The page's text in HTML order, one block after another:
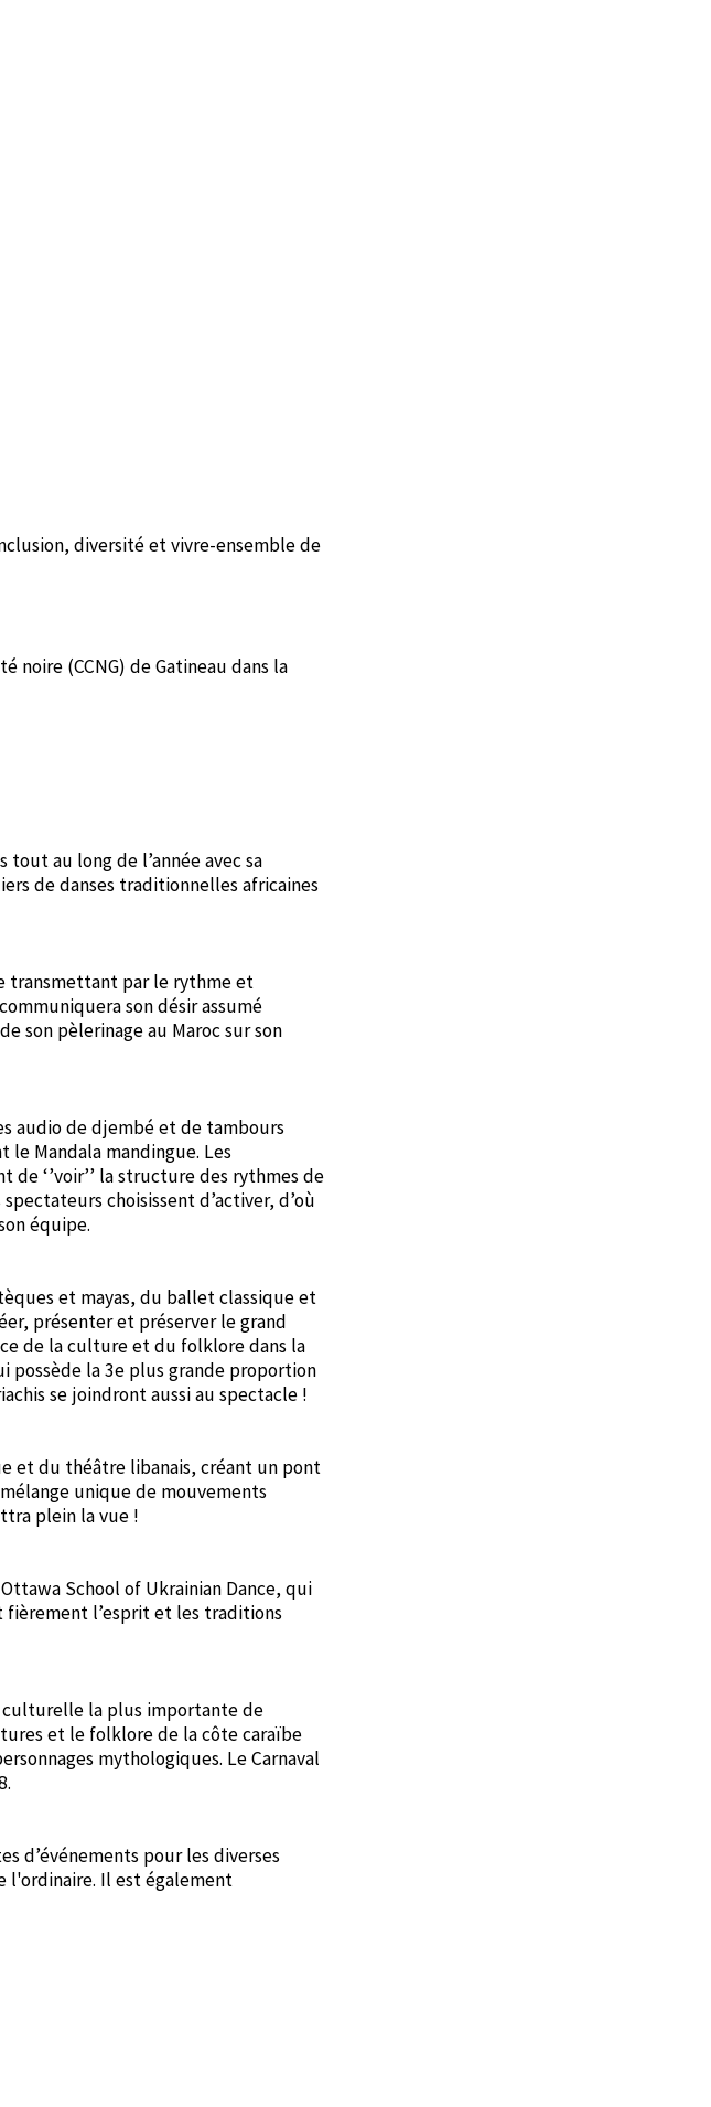
diversité et vivre-ensemble de
noire (CCNG) de Gatineau dans la
au long de l’année avec sa
de danses traditionnelles africaines
transmettant par le rythme et
son désir assumé
son pèlerinage au Maroc sur son
audio de djembé et de tambours
Mandala mandingue. Les
‘’voir’’ la structure des rythmes de
choisissent d’activer, d’où
équipe.
et mayas, du ballet classique et
présenter et préserver le grand
de la culture et du folklore dans la
possède la 3e plus grande proportion
se joindront aussi au spectacle !
et du théâtre libanais, créant un pont
unique de mouvements
plein la vue !
School of Ukrainian Dance, qui
l’esprit et les traditions
culturelle la plus importante de
et le folklore de la côte caraïbe
mythologiques. Le Carnaval
d’événements pour les diverses
l'ordinaire. Il est également